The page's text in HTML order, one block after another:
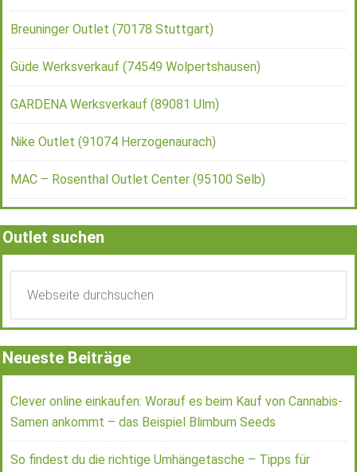
Breuninger Outlet (70178 Stuttgart)
Güde Werksverkauf (74549 Wolpertshausen)
GARDENA Werksverkauf (89081 Ulm)
Nike Outlet (91074 Herzogenaurach)
MAC – Rosenthal Outlet Center (95100 Selb)
Outlet suchen
Neueste Beiträge
Clever online einkaufen: Worauf es beim Kauf von Cannabis-
Samen ankommt – das Beispiel Blimburn Seeds
So findest du die richtige Umhängetasche – Tipps für